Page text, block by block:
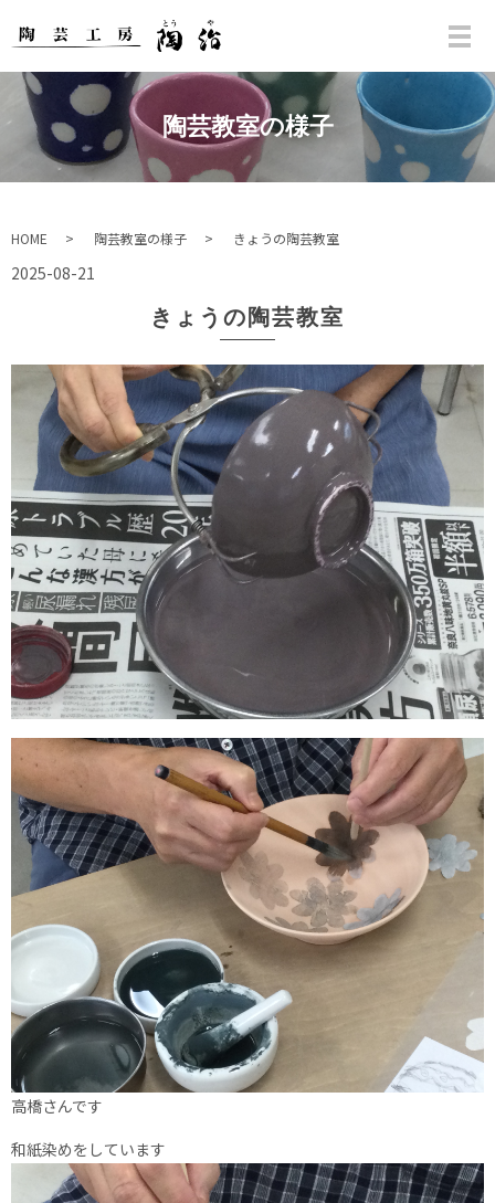
陶芸教室の様子
HOME 陶芸教室の様子 きょうの陶芸教室
2025-08-21
きょうの陶芸教室
高橋さんです
和紙染めをしています